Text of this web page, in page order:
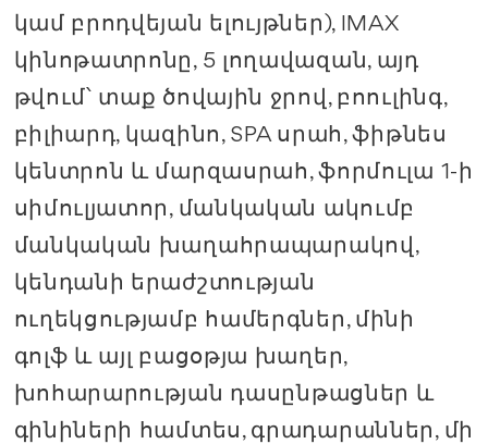
կամ բրոդվեյան ելույթներ), IMAX
կինոթատրոնը, 5 լողավազան, այդ
թվում՝ տաք ծովային ջրով, բոուլինգ,
բիլիարդ, կազինո, SPA սրահ, ֆիթնես
կենտրոն և մարզասրահ, ֆորմուլա 1-ի
սիմուլյատոր, մանկական ակումբ
մանկական խաղահրապարակով,
կենդանի երաժշտության
ուղեկցությամբ համերգներ, մինի
գոլֆ և այլ բացօթյա խաղեր,
խոհարարության դասընթացներ և
գինիների համտես, գրադարաններ, մի